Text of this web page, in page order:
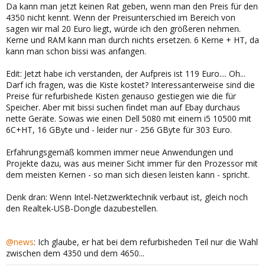
Da kann man jetzt keinen Rat geben, wenn man den Preis für den
4350 nicht kennt. Wenn der Preisunterschied im Bereich von
sagen wir mal 20 Euro liegt, würde ich den größeren nehmen.
Kerne und RAM kann man durch nichts ersetzen. 6 Kerne + HT, da
kann man schon bissi was anfangen.
Edit: Jetzt habe ich verstanden, der Aufpreis ist 119 Euro.... Oh...
Darf ich fragen, was die Kiste kostet? Interessanterweise sind die
Preise für refurbishede Kisten genauso gestiegen wie die für
Speicher. Aber mit bissi suchen findet man auf Ebay durchaus
nette Geräte. Sowas wie einen Dell 5080 mit einem i5 10500 mit
6C+HT, 16 GByte und - leider nur - 256 GByte für 303 Euro.
Erfahrungsgemäß kommen immer neue Anwendungen und
Projekte dazu, was aus meiner Sicht immer für den Prozessor mit
dem meisten Kernen - so man sich diesen leisten kann - spricht.
Denk dran: Wenn Intel-Netzwerktechnik verbaut ist, gleich noch
den Realtek-USB-Dongle dazubestellen.
@news: Ich glaube, er hat bei dem refurbisheden Teil nur die Wahl
zwischen dem 4350 und dem 4650...